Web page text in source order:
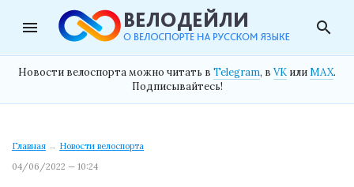
menu search
Новости велоспорта можно читать в Telegram, в VK илиMAX.
Подписывайтесь!
Главная → Новости велоспорта
04/06/2022 — 10:24